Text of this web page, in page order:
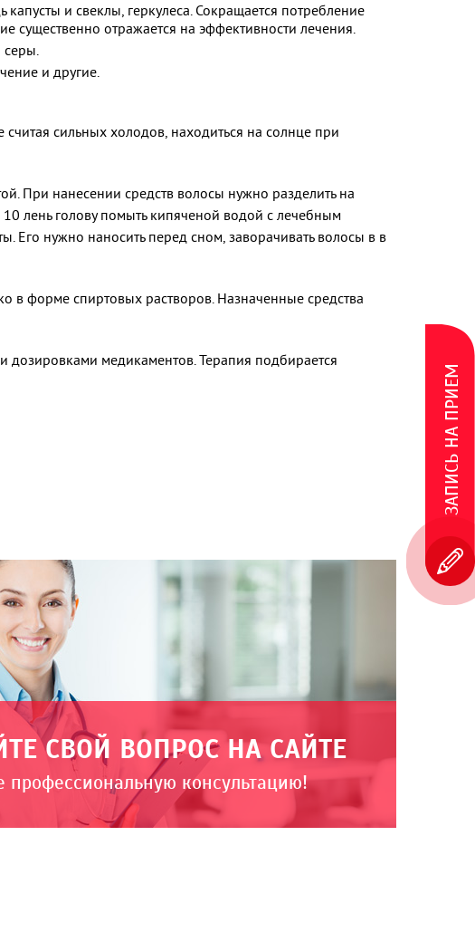
и свеклы, геркулеса. Сокращается потребление
существенно отражается на эффективности лечения.
серы.
и другие.
сильных холодов, находиться на солнце при
При нанесении средств волосы нужно разделить на
лень голову помыть кипяченой водой с лечебным
Его нужно наносить перед сном, заворачивать волосы в в
в форме спиртовых растворов. Назначенные средства
дозировками медикаментов. Терапия подбирается
СВОЙ ВОПРОС НА САЙТЕ
профессиональную консультацию!
ЗАПИСЬ НА ПРИЕМ